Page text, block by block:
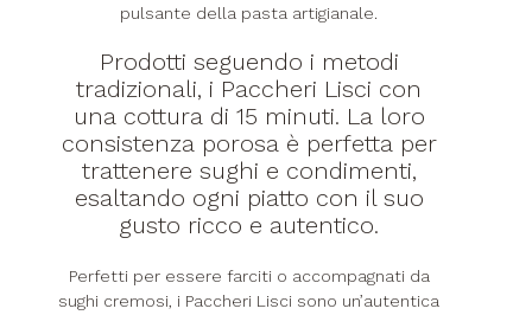
pulsante della pasta artigianale.
Prodotti seguendo i metodi
tradizionali, i Paccheri Lisci con
una cottura di 15 minuti. La loro
consistenza porosa è perfetta per
trattenere sughi e condimenti,
esaltando ogni piatto con il suo
gusto ricco e autentico.
Perfetti per essere farciti o accompagnati da
sughi cremosi, i Paccheri Lisci sono un’autentica